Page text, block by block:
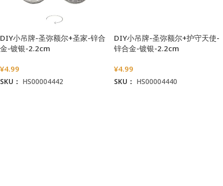
DIY小吊牌-圣弥额尔+圣家-锌合
金-镀银-2.2cm
¥4.99
SKU： HS00004442
DIY小吊牌-圣弥额尔+护守天使-
锌合金-镀银-2.2cm
¥4.99
SKU： HS00004440